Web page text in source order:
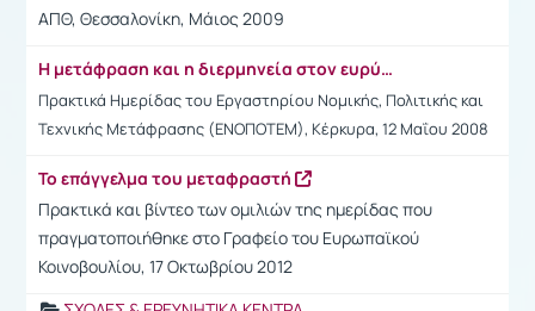
ΑΠΘ, Θεσσαλονίκη, Μάιος 2009
Η μετάφραση και η διερμηνεία στον ευρύτερο δημόσιο τομέα
Πρακτικά Ημερίδας του Εργαστηρίου Νομικής, Πολιτικής και
Τεχνικής Μετάφρασης (ΕΝΟΠΟΤΕΜ), Κέρκυρα, 12 Μαΐου 2008
Το επάγγελμα του μεταφραστή
Πρακτικά και βίντεο των ομιλιών της ημερίδας που
πραγματοποιήθηκε στο Γραφείο του Ευρωπαϊκού
Κοινοβουλίου, 17 Οκτωβρίου 2012